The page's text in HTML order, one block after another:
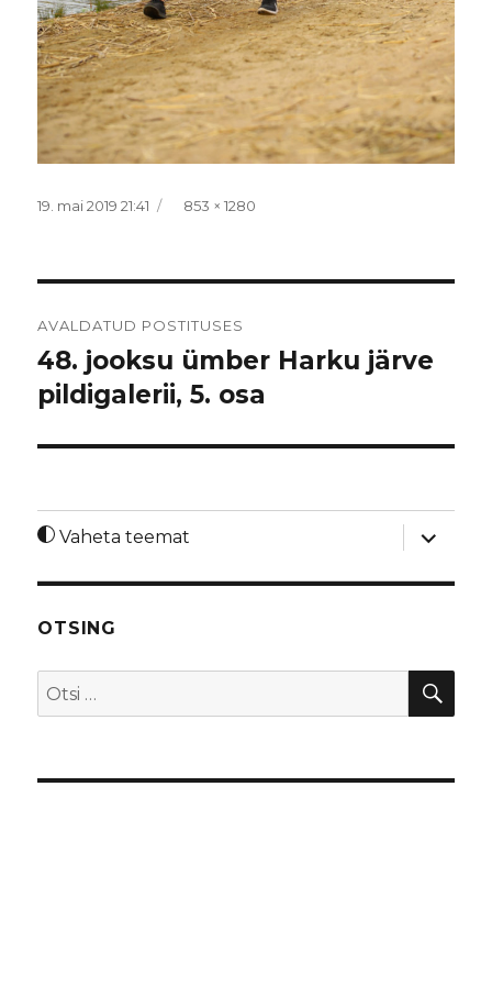
Postitatud
19. mai 2019 21:41 Täissuurus
853 × 1280
AVALDATUD POSTITUSES
48. jooksu ümber Harku järve
pildigalerii, 5. osa
Vaheta teemat
laienda
OTSING
Otsi: